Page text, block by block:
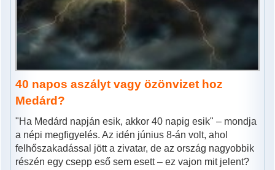
40 napos aszályt vagy özönvizet hoz
Medárd?
"Ha Medárd napján esik, akkor 40 napig esik" – mondja
a népi megfigyelés. Az idén június 8-án volt, ahol
felhőszakadással jött a zivatar, de az ország nagyobbik
részén egy csepp eső sem esett – ez vajon mit jelent?